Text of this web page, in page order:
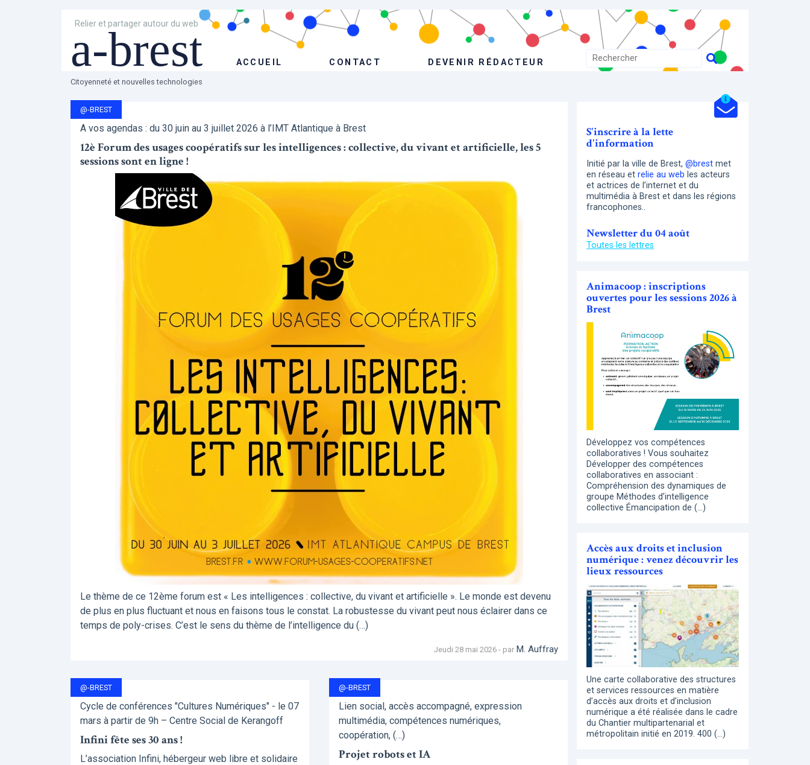
Relier et partager autour du web
a-brest ACCUEIL CONTACT DEVENIR RÉDACTEUR
Citoyenneté et nouvelles technologies
@-BREST
A vos agendas : du 30 juin au 3 juillet 2026 à l’IMT Atlantique à Brest
12è Forum des usages coopératifs sur les intelligences : collective, du vivant et artificielle, les 5
sessions sont en ligne !
Le thème de ce 12ème forum est « Les intelligences : collective, du vivant et artificielle ». Le monde est devenu
de plus en plus fluctuant et nous en faisons tous le constat. La robustesse du vivant peut nous éclairer dans ce
temps de poly-crises. C’est le sens du thème de l’intelligence du (…)
Jeudi 28 mai 2026 - par M. Auffray
@-BREST
Cycle de conférences "Cultures Numériques" - le 07
mars à partir de 9h – Centre Social de Kerangoff
Infini fête ses 30 ans !
L’association Infini, hébergeur web libre et solidaire
@-BREST
Lien social, accès accompagné, expression
multimédia, compétences numériques,
coopération, (…)
Projet robots et IA
S'inscrire à la lette
d'information
Initié par la ville de Brest, @brest met
en réseau et relie au web les acteurs
et actrices de l’internet et du
multimédia à Brest et dans les régions
francophones..
Newsletter du 04 août
Toutes les lettres
Animacoop : inscriptions
ouvertes pour les sessions 2026 à
Brest
Développez vos compétences
collaboratives ! Vous souhaitez
Développer des compétences
collaboratives en associant :
Compréhension des dynamiques de
groupe Méthodes d’intelligence
collective Émancipation de (…)
Accès aux droits et inclusion
numérique : venez découvrir les
lieux ressources
Une carte collaborative des structures
et services ressources en matière
d’accès aux droits et d’inclusion
numérique a été réalisée dans le cadre
du Chantier multipartenarial et
métropolitain initié en 2019. 400 (…)